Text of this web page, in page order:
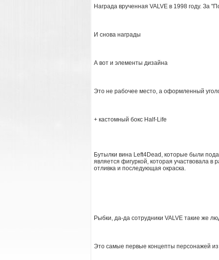
Награда врученная VALVE в 1998 году. За
И снова награды
А вот и элементы дизайна
Это не рабочее место, а оформленный
+ кастомный бокс Half-Life
Бутылки вина Left4Dead, которые были
является фигуркой, которая участвовала
отливка и последующая окраска.
Рыбки, да-да сотрудники VALVE такие же
Это самые первые концепты персонажей из